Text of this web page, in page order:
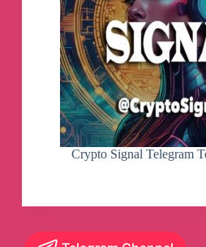
Crypto Signal Telegram